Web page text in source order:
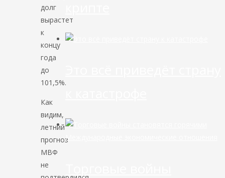
долг
вырастет
к
концу
года
до
101,5%.
Как
видим,
летний
прогноз
МВФ
не
Международные экономические отношения